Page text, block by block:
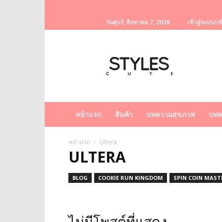
วันศุกร์, สิงหาคม 7, 2026 เข้าสู่ระบบ/เ
เรื่อง
ราว
ครีม
หน้า
ขาว
ครีม
หน้า
หน้าแรก สินค้า บทความสุขภาพ บท
หน้าแรก Ultera
ULTERA
BLOG COOKIE RUN KINGDOM SPIN COIN